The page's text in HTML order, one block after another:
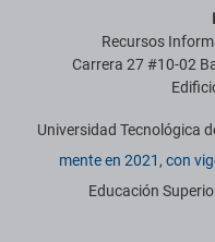
Recursos
Carrera 27 #10-02
Universidad Tecnológica
mente en 2021, con
Educación